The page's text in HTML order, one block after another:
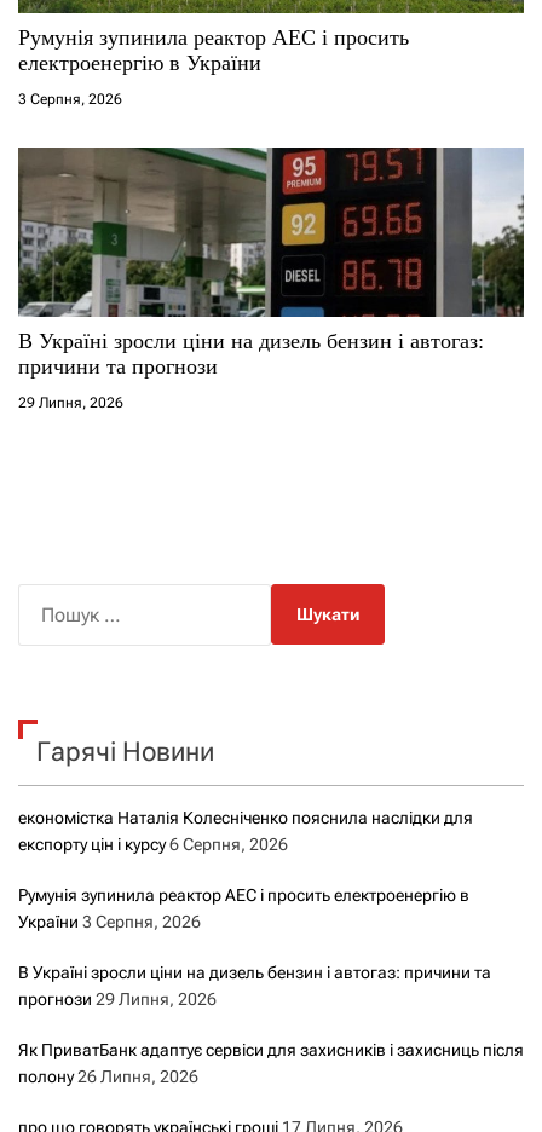
Румунія зупинила реактор АЕС і просить
електроенергію в України
3 Серпня, 2026
В Україні зросли ціни на дизель бензин і автогаз:
причини та прогнози
29 Липня, 2026
к
Гарячі Новини
економістка Наталія Колесніченко пояснила наслідки для
експорту цін і курсу6 Серпня, 2026
Румунія зупинила реактор АЕС і просить електроенергію в
України 3 Серпня, 2026
В Україні зросли ціни на дизель бензин і автогаз: причини та
прогнози 29 Липня, 2026
Як ПриватБанк адаптує сервіси для захисників і захисниць після
полону26 Липня, 2026
про що говорять українські гроші 17 Липня, 2026